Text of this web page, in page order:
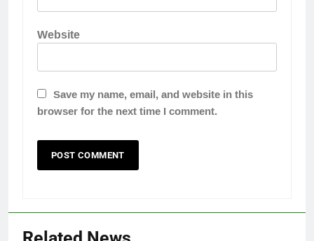
Website
Save my name, email, and website in this
browser for the next time I comment.